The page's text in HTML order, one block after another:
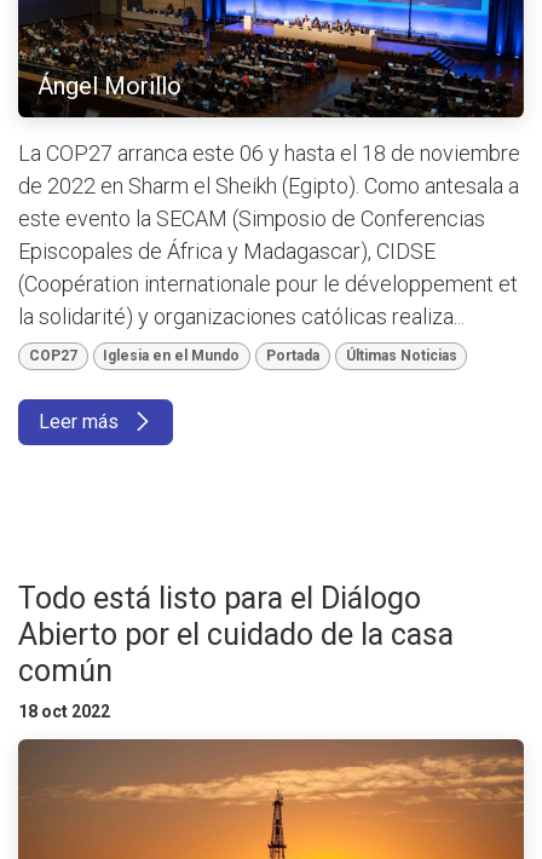
Ángel Morillo
La COP27 arranca este 06 y hasta el 18 de noviembre
de 2022 en Sharm el Sheikh (Egipto). Como antesala a
este evento la SECAM (Simposio de Conferencias
Episcopales de África y Madagascar), CIDSE
(Coopération internationale pour le développement et
la solidarité) y organizaciones católicas realiza...
COP27 Iglesia en el Mundo Portada Últimas Noticias
Leer más
Todo está listo para el Diálogo
Abierto por el cuidado de la casa
común
18 oct 2022